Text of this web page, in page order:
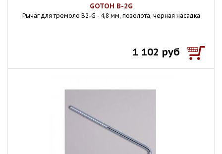
GOTOH B-2G
Рычаг для тремоло B2-G - 4,8 мм, позолота, черная насадка
1 102 руб